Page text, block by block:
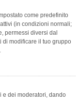
come predefinito
(in condizioni normali;
permessi diversi dal
di modificare il tuo gruppo
e dei moderatori, dando